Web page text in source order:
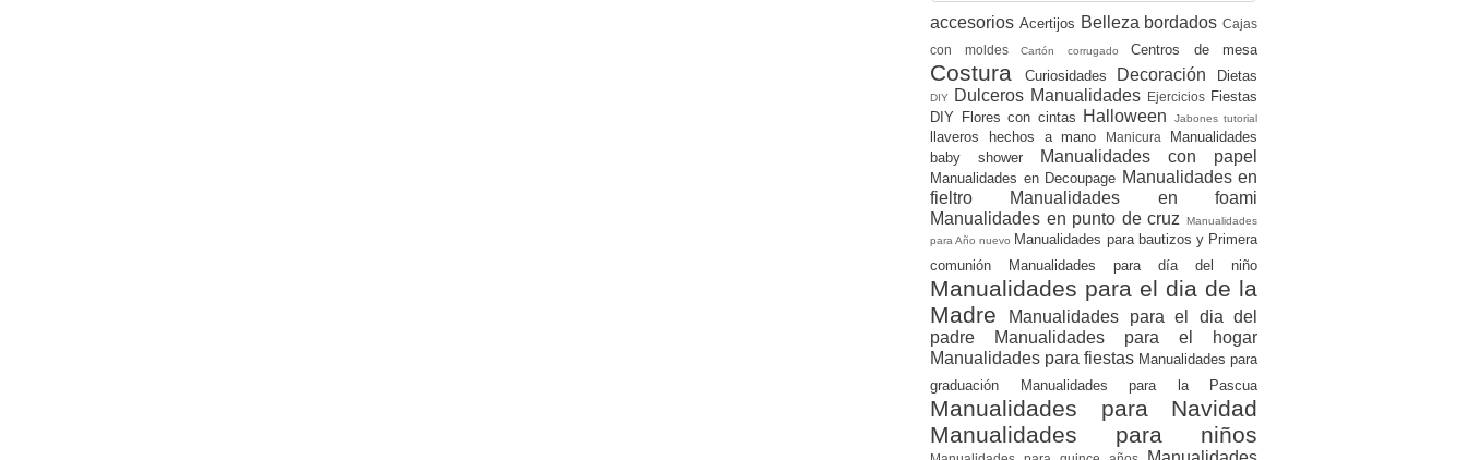
accesorios Acertijos Belleza bordados Cajas
con moldes Cartón corrugado Centros de mesa
Costura Curiosidades Decoración Dietas
DIY Dulceros Manualidades Ejercicios Fiestas
DIY Flores con cintas Halloween Jabones tutorial
llaveros hechos a mano Manicura Manualidades
baby shower
Manualidades con papel
Manualidades en Decoupage Manualidades en
fieltro Manualidades en foami
Manualidades en punto de cruz
Manualidades
para Año nuevo Manualidades para bautizos y Primera
comunión Manualidades para día del niño
Manualidades para el dia de la
Madre
Manualidades para el dia del
padre
Manualidades para el hogar
Manualidades para fiestas Manualidades para
graduación Manualidades para la Pascua
Manualidades para Navidad
Manualidades para niños